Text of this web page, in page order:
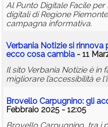
Al Punto Digitale Facile
digitali di Regione
campagna informativa.
Verbania Notizie si rinnova
ecco cosa cambia - 11
Il sito Verbania Notizie è in
migliorare l’accessibilità e
Brovello Carpugnino: gli
Febbraio 2025 - 12:05